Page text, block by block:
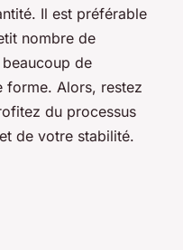
Il est préférable
nombre de
de
forme. Alors, restez
du processus
de votre stabilité.